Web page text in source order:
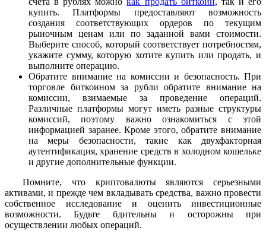
купить. Платформы предоставляют возможность
создания соответствующих ордеров по текущим
рыночным ценам или по заданной вами стоимости.
Выберите способ, который соответствует потребностям,
укажите сумму, которую хотите купить или продать, и
выполните операцию.
Обратите внимание на комиссии и безопасность. При
торговле биткоином за рубли обратите внимание на
комиссии, взимаемые за проведение операций.
Различные платформы могут иметь разные структуры
комиссий, поэтому важно ознакомиться с этой
информацией заранее. Кроме этого, обратите внимание
на меры безопасности, такие как двухфакторная
аутентификация, хранение средств в холодном кошельке
и другие дополнительные функции.
Помните, что криптовалюты являются серьезными
активами, и прежде чем вкладывать средства, важно провести
собственное исследование и оценить инвестиционные
возможности. Будьте бдительны и осторожны при
осуществлении любых операций.